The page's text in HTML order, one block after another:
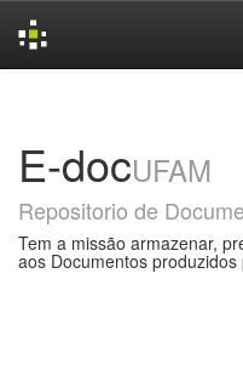
E-docUFAM
Repositorio de
Tem a missão armazenar,
aos Documentos